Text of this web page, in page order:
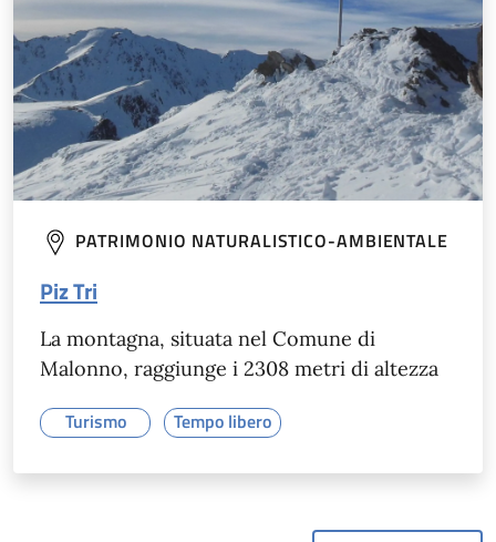
PATRIMONIO NATURALISTICO-AMBIENTALE
Piz Tri
La montagna, situata nel Comune di
Malonno, raggiunge i 2308 metri di altezza
Turismo Tempo libero